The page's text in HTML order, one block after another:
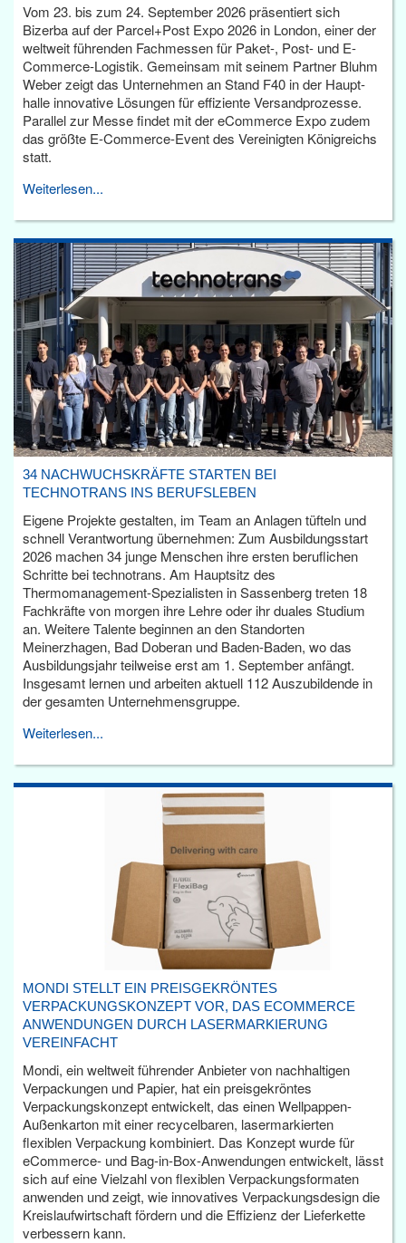
Vom 23. bis zum 24. September 2026 präsentiert sich
Bizerba auf der Parcel+Post Expo 2026 in London, einer der
weltweit führenden Fachmessen für Paket-, Post- und E-
Commerce-Logistik. Gemeinsam mit seinem Partner Bluhm
Weber zeigt das Unternehmen an Stand F40 in der Haupt­
halle innovative Lösungen für effiziente Versandprozesse.
Parallel zur Messe findet mit der eCommerce Expo zudem
das größte E-Commerce-Event des Vereinigten Königreichs
statt.
Weiterlesen...
34 NACHWUCHSKRÄFTE STARTEN BEI
TECHNOTRANS INS BERUFSLEBEN
Eigene Projekte gestalten, im Team an Anlagen tüfteln und
schnell Verantwortung übernehmen: Zum Ausbildungsstart
2026 machen 34 junge Menschen ihre ersten beruflichen
Schritte bei technotrans. Am Hauptsitz des
Thermomanagement-Spezialisten in Sassenberg treten 18
Fachkräfte von morgen ihre Lehre oder ihr duales Studium
an. Weitere Talente beginnen an den Standorten
Meinerzhagen, Bad Doberan und Baden-Baden, wo das
Ausbildungsjahr teilweise erst am 1. September anfängt.
Insgesamt lernen und arbeiten aktuell 112 Auszubildende in
der gesamten Unternehmensgruppe.
Weiterlesen...
MONDI STELLT EIN PREISGEKRÖNTES
VERPACKUNGSKONZEPT VOR, DAS ECOMMERCE
ANWENDUNGEN DURCH LASERMARKIERUNG
VEREINFACHT
Mondi, ein weltweit führender Anbieter von nachhaltigen
Verpackungen und Papier, hat ein preisgekröntes
Verpackungskonzept entwickelt, das einen Wellpappen-
Außenkarton mit einer recycelbaren, lasermarkierten
flexiblen Verpackung kombiniert. Das Konzept wurde für
eCommerce- und Bag-in-Box-Anwendungen entwickelt, lässt
sich auf eine Vielzahl von flexiblen Verpackungsformaten
anwenden und zeigt, wie innovatives Verpackungsdesign die
Kreislaufwirtschaft fördern und die Effizienz der Lieferkette
verbessern kann.